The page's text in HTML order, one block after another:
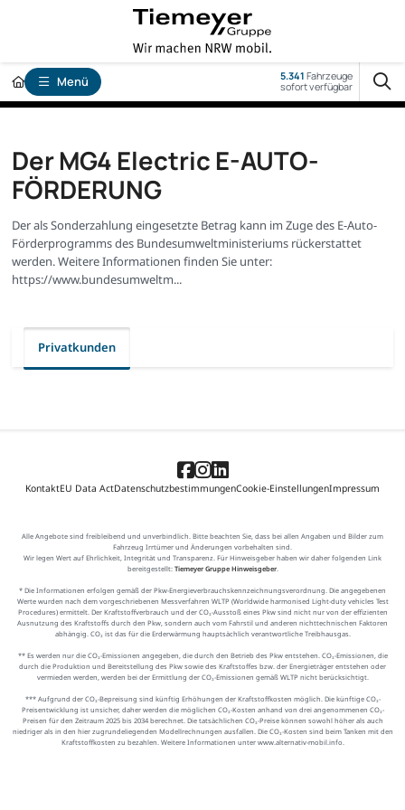
Menü 5.341 Fahrzeuge
sofort verfügbar
Der MG4 Electric E-AUTO-
FÖRDERUNG
Der als Sonderzahlung eingesetzte Betrag kann im Zuge des E-Auto-
Förderprogramms des Bundesumweltministeriums rückerstattet
werden. Weitere Informationen finden Sie unter:
https://www.bundesumweltm...
Privatkunden
KontaktEU Data ActDatenschutzbestimmungenCookie-EinstellungenImpressum
Alle Angebote sind freibleibend und unverbindlich. Bitte beachten Sie, dass bei allen Angaben und Bilder zum
Fahrzeug Irrtümer und Änderungen vorbehalten sind.
Wir legen Wert auf Ehrlichkeit, Integrität und Transparenz. Für Hinweisgeber haben wir daher folgenden Link
bereitgestellt: Tiemeyer Gruppe Hinweisgeber.
* Die Informationen erfolgen gemäß der Pkw-Energieverbrauchskennzeichnungsverordnung. Die angegebenen
Werte wurden nach dem vorgeschriebenen Messverfahren WLTP (Worldwide harmonised Light-duty vehicles Test
Procedures) ermittelt. Der Kraftstoffverbrauch und der CO₂-Ausstoß eines Pkw sind nicht nur von der effizienten
Ausnutzung des Kraftstoffs durch den Pkw, sondern auch vom Fahrstil und anderen nichttechnischen Faktoren
abhängig. CO₂ ist das für die Erderwärmung hauptsächlich verantwortliche Treibhausgas.
** Es werden nur die CO₂-Emissionen angegeben, die durch den Betrieb des Pkw entstehen. CO₂-Emissionen, die
durch die Produktion und Bereitstellung des Pkw sowie des Kraftstoffes bzw. der Energieträger entstehen oder
vermieden werden, werden bei der Ermittlung der CO₂-Emissionen gemäß WLTP nicht berücksichtigt.
*** Aufgrund der CO₂-Bepreisung sind künftig Erhöhungen der Kraftstoffkosten möglich. Die künftige CO₂-
Preisentwicklung ist unsicher, daher werden die möglichen CO₂-Kosten anhand von drei angenommenen CO₂-
Preisen für den Zeitraum 2025 bis 2034 berechnet. Die tatsächlichen CO₂-Preise können sowohl höher als auch
niedriger als in den hier zugrundeliegenden Modellrechnungen ausfallen. Die CO₂-Kosten sind beim Tanken mit den
Kraftstoffkosten zu bezahlen. Weitere Informationen unter www.alternativ-mobil.info.